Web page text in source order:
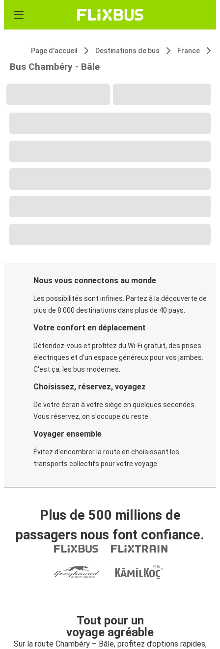
Page d'accueil Destinations de bus France
Bus Chambéry - Bâle
Nous vous connectons au monde
Les possibilités sont infinies. Partez à la découverte de
plus de 8 000 destinations dans plus de 40 pays.
Votre confort en déplacement
Détendez-vous et profitez du Wi-Fi gratuit, des prises
électriques et d’un espace généreux pour vos jambes.
C'est ça, les bus modernes.
Choisissez, réservez, voyagez
De votre écran à votre siège en quelques secondes.
Vous réservez, on s'occupe du reste.
Voyager ensemble
Évitez d'encombrer la route en choisissant les
transports collectifs pour votre voyage.
Plus de 500 millions de
passagers nous font confiance.
Tout pour un
voyage agréable
Sur la route Chambéry – Bâle, profitez d’options rapides,